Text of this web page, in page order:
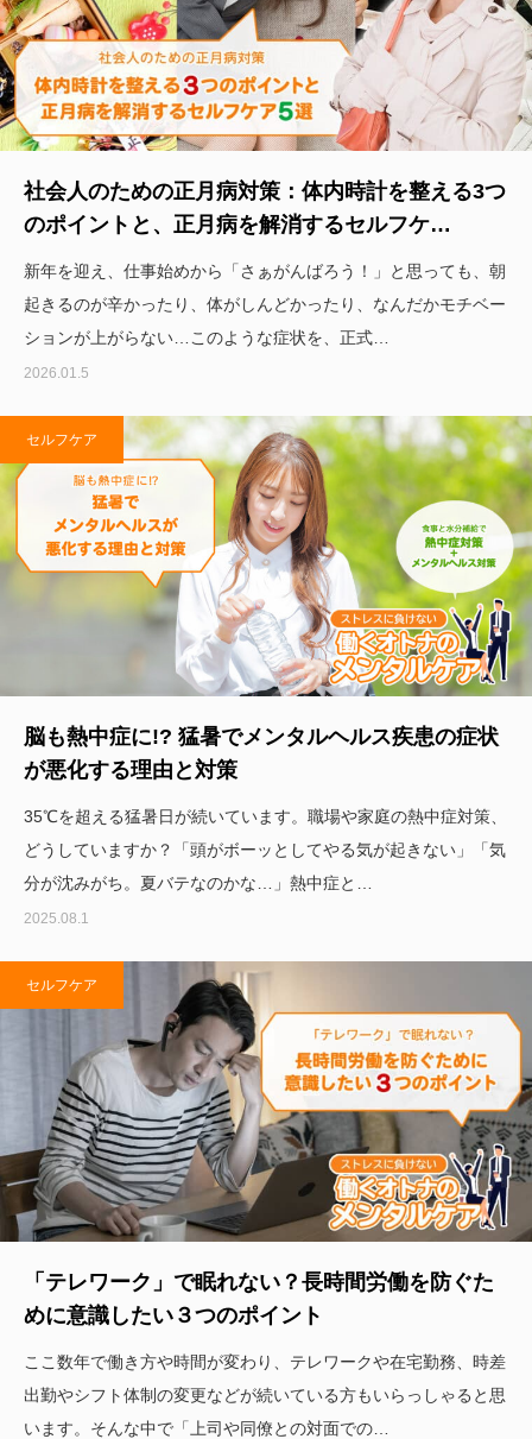
社会人のための正月病対策：体内時計を整える3つ
のポイントと、正月病を解消するセルフケ…
新年を迎え、仕事始めから「さぁがんばろう！」と思っても、朝
起きるのが辛かったり、体がしんどかったり、なんだかモチベー
ションが上がらない…このような症状を、正式…
2026.01.5
セルフケア
脳も熱中症に!? 猛暑でメンタルヘルス疾患の症状
が悪化する理由と対策
35℃を超える猛暑日が続いています。職場や家庭の熱中症対策、
どうしていますか？「頭がボーッとしてやる気が起きない」「気
分が沈みがち。夏バテなのかな…」熱中症と…
2025.08.1
セルフケア
「テレワーク」で眠れない？長時間労働を防ぐた
めに意識したい３つのポイント
ここ数年で働き方や時間が変わり、テレワークや在宅勤務、時差
出勤やシフト体制の変更などが続いている方もいらっしゃると思
います。そんな中で「上司や同僚との対面での…